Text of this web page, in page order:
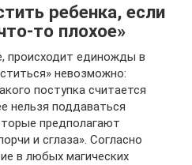
ребенка, если
то плохое»
происходит единожды в
невозможно:
поступка считается
нельзя поддаваться
предполагают
и сглаза». Согласно
в любых магических